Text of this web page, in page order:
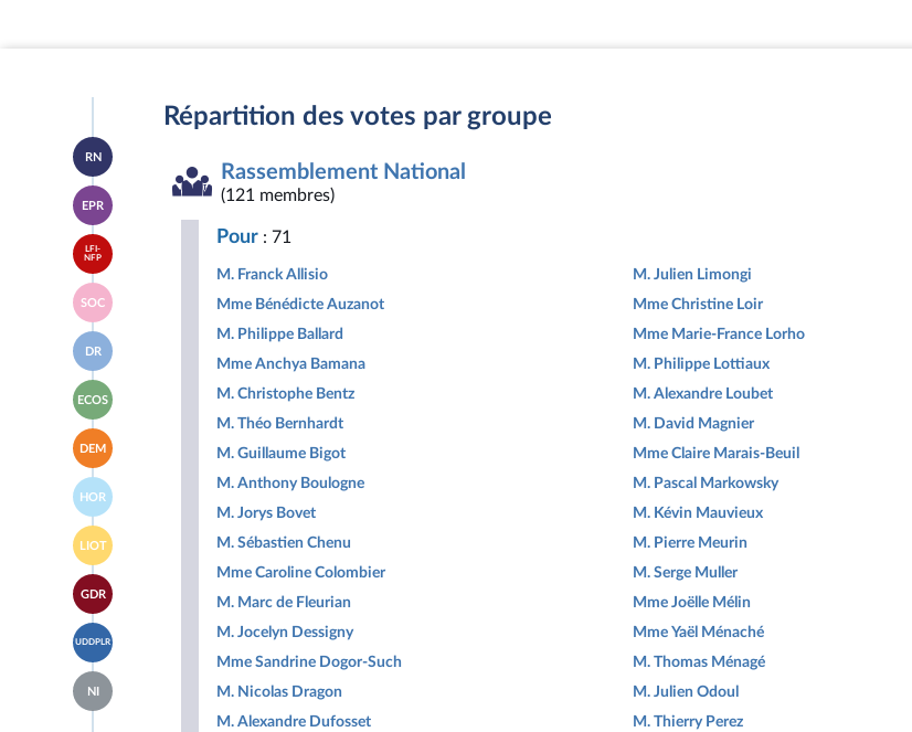
Abstention : 1 députés
Accéder
à la
page
du
groupe
Rassemblement
National
RN
Accéder
à la
page
du
groupe
Ensemble
pour
la
République
EPR
Accéder
à la
page
du
groupe
La
France
insoumise
-
Nouveau
Front
Populaire
LFI-
NFP
Accéder
à la
page
du
groupe
Socialistes
et
apparentés
SOC
Accéder
à la
page
du
groupe
Droite
Républicaine
DR
Accéder
à la
page
du
groupe
Écologiste
et
Social
ECOS
Accéder
à la
page
du
groupe
Les
Démocrates
DEM
Accéder
à la
page
du
groupe
Horizons
&
Indépendants
HOR
Accéder
à la
page
du
groupe
Libertés,
Indépendants,
Outre-
mer
et
Territoires
LIOT
Accéder
à la
page
du
groupe
Gauche
Démocrate
et
GDR
Accéder
à la
page
du
groupe
UDDPLR
Accéder
à la
page
NI
Répartition des votes par groupe
Rassemblement National
(121 membres)
Pour : 71
M. Franck Allisio
Mme Bénédicte Auzanot
M. Philippe Ballard
Mme Anchya Bamana
M. Christophe Bentz
M. Théo Bernhardt
M. Guillaume Bigot
M. Anthony Boulogne
M. Jorys Bovet
M. Sébastien Chenu
Mme Caroline Colombier
M. Marc de Fleurian
M. Jocelyn Dessigny
Mme Sandrine Dogor-Such
M. Nicolas Dragon
M. Alexandre Dufosset
M. Julien Limongi
Mme Christine Loir
Mme Marie-France Lorho
M. Philippe Lottiaux
M. Alexandre Loubet
M. David Magnier
Mme Claire Marais-Beuil
M. Pascal Markowsky
M. Kévin Mauvieux
M. Pierre Meurin
M. Serge Muller
Mme Joëlle Mélin
Mme Yaël Ménaché
M. Thomas Ménagé
M. Julien Odoul
M. Thierry Perez